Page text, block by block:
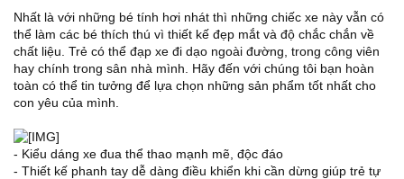
Nhất là với những bé tính hơi nhát thì những chiếc xe này vẫn có
thể làm các bé thích thú vì thiết kế đẹp mắt và độ chắc chắn về
chất liệu. Trẻ có thể đạp xe đi dạo ngoài đường, trong công viên
hay chính trong sân nhà mình. Hãy đến với chúng tôi bạn hoàn
toàn có thể tin tưởng để lựa chọn những sản phẩm tốt nhất cho
con yêu của mình.
- Kiểu dáng xe đua thể thao mạnh mẽ, độc đáo
- Thiết kế phanh tay dễ dàng điều khiển khi cần dừng giúp trẻ tự